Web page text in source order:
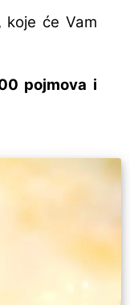
će Vam
pojmova i